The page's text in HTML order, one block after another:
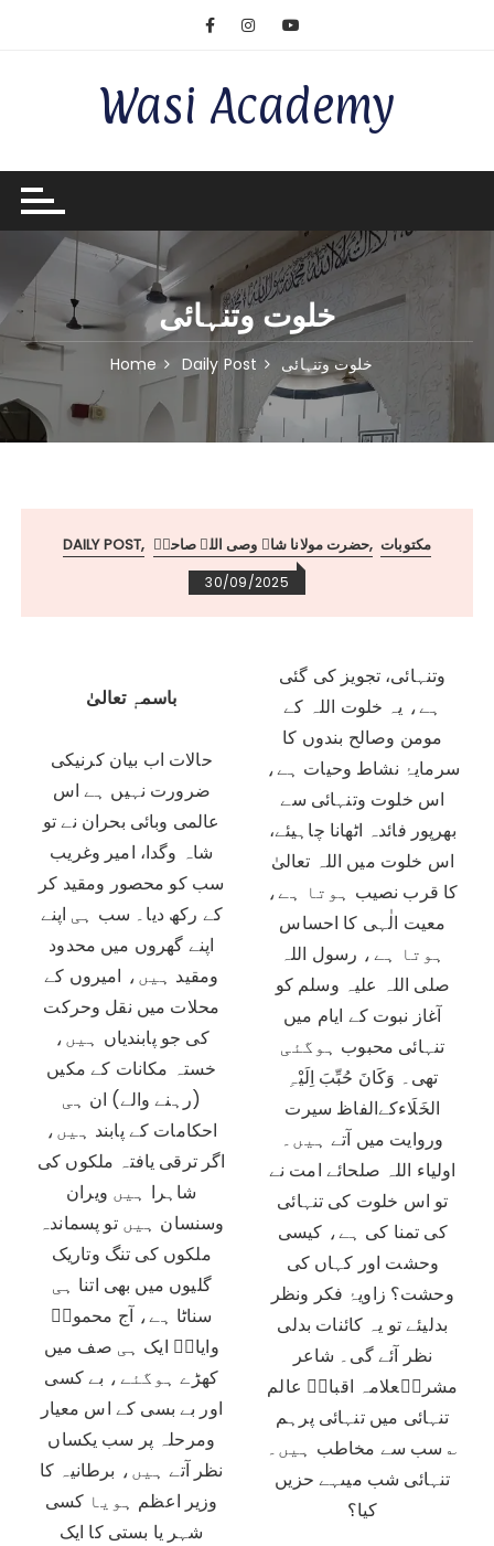
Wasi Academy
خلوت وتنہائی
Home Daily Post خلوت وتنہائی
DAILY POST حضرت مولانا شاہ وصی اللہ صاحبؒ مکتوبات
30/09/2025
باسمہٖ تعالیٰ
حالات اب بیان کرنیکی
ضرورت نہیں ہے اس
عالمی وبائی بحران نے تو
شاہ وگدا، امیر وغریب
سب کو محصور ومقید کر
کے رکھ دیا۔ سب ہی اپنے
اپنے گھروں میں محدود
ومقید ہیں، امیروں کے
محلات میں نقل وحرکت
کی جو پابندیاں ہیں،
خستہ مکانات کے مکیں
(رہنے والے) ان ہی
احکامات کے پابند ہیں،
اگر ترقی یافتہ ملکوں کی
شاہرا ہیں ویران
وسنسان ہیں تو پسماندہ
ملکوں کی تنگ وتاریک
گلیوں میں بھی اتنا ہی
سناٹا ہے، آج محمودؔ
وایازؔ ایک ہی صف میں
کھڑے ہوگئے، بے کسی
اور بے بسی کے اس معیار
ومرحلہ پر سب یکساں
نظر آتے ہیں، برطانیہ کا
وزیر اعظم ہویا کسی
شہر یا بستی کا ایک
وتنہائی، تجویز کی گئی
ہے، یہ خلوت اللہ کے
مومن وصالح بندوں کا
سرمایۂ نشاط وحیات ہے،
اس خلوت وتنہائی سے
بھرپور فائدہ اٹھانا چاہیئے،
اس خلوت میں اللہ تعالیٰ
کا قرب نصیب ہوتا ہے،
معیت الٰہی کا احساس
ہوتا ہے، رسول اللہ
صلی اللہ علیہ وسلم کو
آغاز نبوت کے ایام میں
تنہائی محبوب ہوگئی
تھی۔ وَکَانَ حُبِّبَ اِلَیْہِ
الخَلَاءکےالفاظ سیرت
وروایت میں آتے ہیں۔
اولیاء اللہ صلحائے امت نے
تو اس خلوت کی تنہائی
کی تمنا کی ہے، کیسی
وحشت اور کہاں کی
وحشت؟ زاویۂ فکر ونظر
بدلیئے تو یہ کائنات بدلی
نظر آئے گی۔ شاعر
مشرقؔعلامہ اقبالؒ عالم
تنہائی میں تنہائی پرہم
سب سے مخاطب ہیں۔ ؎
تنہائی شب میںہے حزیں
کیا؟